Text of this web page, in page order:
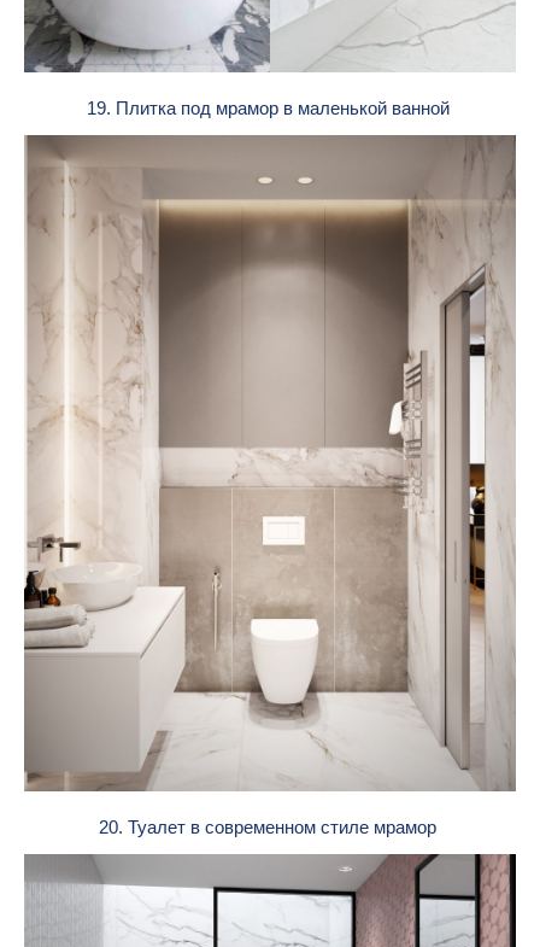
19. Плитка под мрамор в маленькой ванной
20. Туалет в современном стиле мрамор